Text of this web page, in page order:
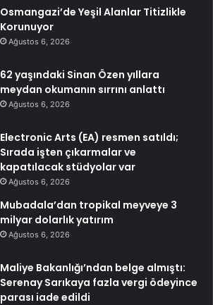
Osmangazi’de Yeşil Alanlar Titizlikle
Korunuyor
Ağustos 6, 2026
62 yaşındaki Sinan Özen yıllara
meydan okumanın sırrını anlattı
Ağustos 6, 2026
Electronic Arts (EA) resmen satıldı;
Sırada işten çıkarmalar ve
kapatılacak stüdyolar var
Ağustos 6, 2026
Mubadala’dan tropikal meyveye 3
milyar dolarlık yatırım
Ağustos 6, 2026
Maliye Bakanlığı’ndan belge almıştı:
Serenay Sarıkaya fazla vergi ödeyince
parası iade edildi